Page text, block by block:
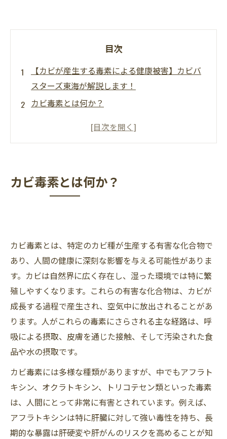
目次
【カビが産生する毒素による健康被害】カビバ
スターズ東海が解説します！
カビ毒素とは何か？
カビ毒素による健康被害の種類
カビ取り・カビ予防のカビバスターズ東海カビ
カビ毒素とは何か？
カビ毒素とは、特定のカビ種が生産する有害な化合物で
あり、人間の健康に深刻な影響を与える可能性がありま
す。カビは自然界に広く存在し、湿った環境では特に繁
殖しやすくなります。これらの有害な化合物は、カビが
成長する過程で産生され、空気中に放出されることがあ
ります。人がこれらの毒素にさらされる主な経路は、呼
吸による摂取、皮膚を通じた接触、そして汚染された食
品や水の摂取です。
カビ毒素には多様な種類がありますが、中でもアフラト
キシン、オクラトキシン、トリコテセン類といった毒素
は、人間にとって非常に有害とされています。例えば、
アフラトキシンは特に肝臓に対して強い毒性を持ち、長
期的な暴露は肝硬変や肝がんのリスクを高めることが知